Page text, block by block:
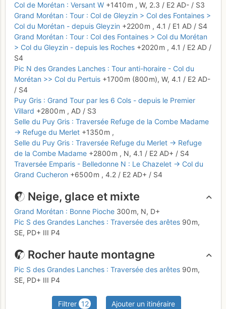
Col de Morétan : Versant W +1410 m , W, 2.3 / E2 AD- / S3
Grand Morétan : Tour : Col de Gleyzin > Col des Fontaines >
Col du Morétan - depuis Gleyzin +2200 m , 4.1 / E1 AD / S4
Grand Morétan : Tour : Col des Fontaines > Col du Morétan
> Col du Gleyzin - depuis les Roches +2020 m , 4.1 / E2 AD /
S4
Pic N des Grandes Lanches : Tour anti-horaire - Col du
Morétan >> Col du Pertuis +1700 m (800 m), W, 4.1 / E2 AD-
/ S4
Puy Gris : Grand Tour par les 6 Cols - depuis le Premier
Villard +2800 m , AD / S3
Selle du Puy Gris : Traversée Refuge de la Combe Madame
→ Refuge du Merlet +1350 m ,
Selle du Puy Gris : Traversée Refuge du Merlet → Refuge
de la Combe Madame +2800 m , N, 4.1 / E2 AD+ / S4
Traversée Emparis - Belledonne N : Le Chazelet → Col du
Grand Cucheron +6500 m , 4.2 / E2 AD+ / S4
Neige, glace et mixte
Grand Morétan : Bonne Pioche 300 m, N, D+
Pic S des Grandes Lanches : Traversée des arêtes 90 m,
SE, PD+ III P4
Rocher haute montagne
Pic S des Grandes Lanches : Traversée des arêtes 90 m,
SE, PD+ III P4
Filtrer 12 Ajouter un itinéraire